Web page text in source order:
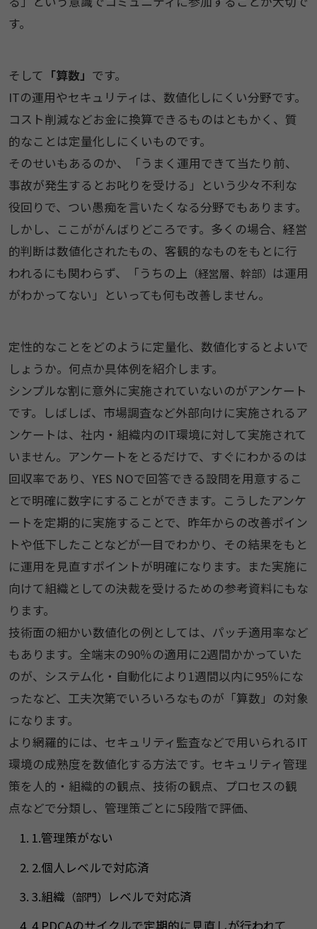
す。
そして 「算数」 です。
ITの運用やセキュリティは、数値化しにくい分野です。
コスト削減などお金に換算できるものはともかく、質
的なことは定量化しにくいものです。
そのせいもあるのか、「うまく運用できて当たり前、
事故が発生するとお叱りを受ける」という少々不利な
役回りで、つい愚痴を言いたくなる分野でもあります。
しかし、ここががんばりどころです。多くの場合、経営
的判断は数値化されたもの、客観的なものをもとに行
われるにも関わらず、「うちの上 （経営層、幹部） は運用
がわかってない」といっても何も改善しません。
定性的なことをどのように定量化、数値化するとよいで
しょうか。何点か具体例を紹介します。
シンプルな割に意外に実施されていないのがアンケート
です。しばしば、市場調査など外部向けに実施されるア
ンケートは、社内・組織内のIT環境に対して実施されて
いません。アンケートをとるだけで、すぐにわかるのは
回収率であり、YES NOで回答できる設問を用意するこ
とで明確に数字にすることができます。こうしたアンケ
ートを定期的に実施することで、昨年からの改善ポイン
トや低下したことなどが一目でわかり、その結果をもと
に運用を見直すポイントが明確になります。また実施に
向けて組織としての決裁を受けるための参考資料にもな
ります。
技術面の細かい数値化の例としては、パッチ適用率など
もあります。全端末の90％の適用に2週間かかっていた
のが、システム化・自動化により1週間以内に95％にな
ったなど、工夫次第でいろいろなものが「算数」の対象
になります。
より網羅的には、セキュリティ監査などで用いられるIT
環境の成熟度を数値化する方法です。セキュリティ管理
策を人的・組織的の観点、技術の観点、プロセスの観
点などで分類し、管理策ごとに5段階で評価、
1.管理策がない
2.個人レベルで対応済
3.組織 （部門）
レベルで対応済